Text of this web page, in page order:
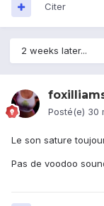
Citer
2 weeks later...
Posté(e) 30
Le son sature
Pas de voodoo